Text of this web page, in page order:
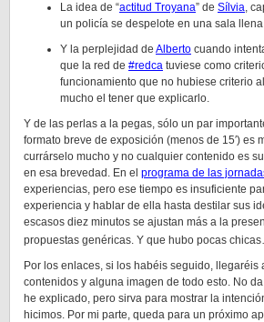
La idea de “actitud Troyana” de Sílvia,
un policía se despelote en una sala llena
Y la perplejidad de Alberto cuando
que la red de #redca tuviese como
funcionamiento que no hubiese criterio
mucho el tener que explicarlo.
Y de las perlas a la pegas, sólo un par
formato breve de exposición (menos de 15′) es
currárselo mucho y no cualquier contenido es
en esa brevedad. En el programa de las
experiencias, pero ese tiempo es insuficiente
experiencia y hablar de ella hasta destilar sus
escasos diez minutos se ajustan más a la
propuestas genéricas. Y que hubo pocas
Por los enlaces, si los habéis seguido, llegaréis
contenidos y alguna imagen de todo esto. No
he explicado, pero sirva para mostrar la
hicimos. Por mi parte, queda para un próximo